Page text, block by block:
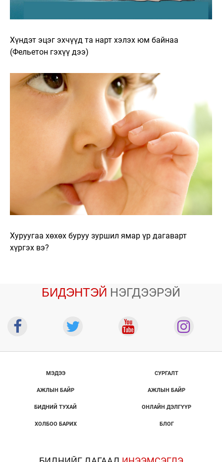
Хүндэт эцэг эхчүүд та нарт хэлэх юм байнаа
(Фельетон гэхүү дээ)
Хуруугаа хөхөх буруу зуршил ямар үр дагаварт
хүргэх вэ?
БИДЭНТЭЙ НЭГДЭЭРЭЙ
МЭДЭЭ
АЖЛЫН БАЙР
БИДНИЙ ТУХАЙ
ХОЛБОО БАРИХ
СУРГАЛТ
АЖЛЫН БАЙР
ОНЛАЙН ДЭЛГҮҮР
БЛОГ